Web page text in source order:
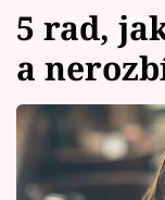
Témata
Celebrity
Vztahy
5 rad,
a